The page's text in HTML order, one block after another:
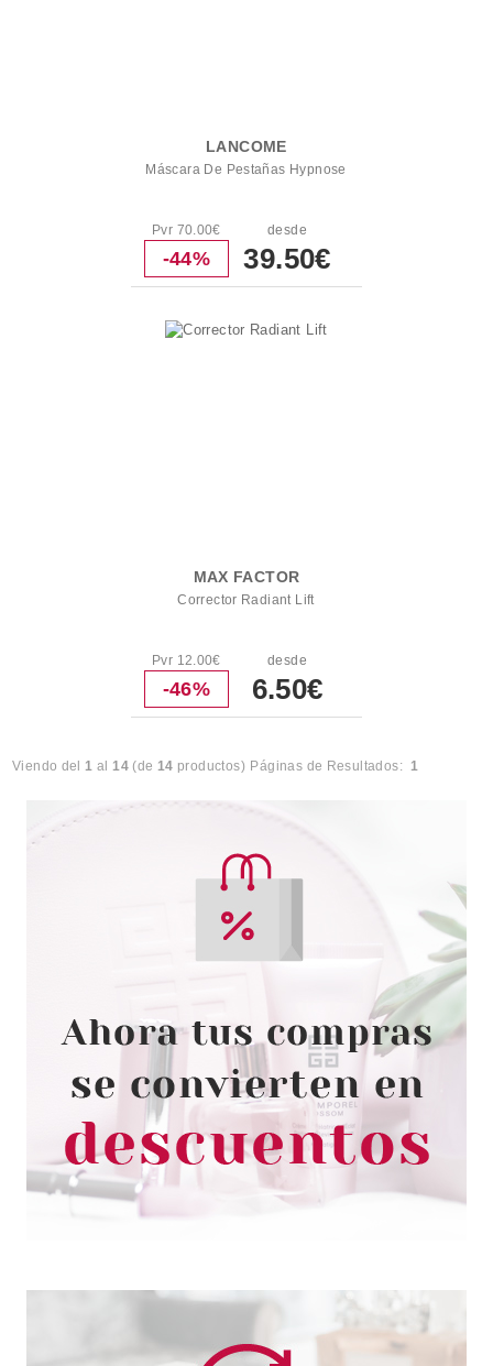
LANCOME
Máscara De Pestañas Hypnose
Pvr 70.00€
-44%
desde
39.50€
MAX FACTOR
Corrector Radiant Lift
Pvr 12.00€
-46%
desde
6.50€
Viendo del1 al14(de 14 productos) Páginas de Resultados: 1